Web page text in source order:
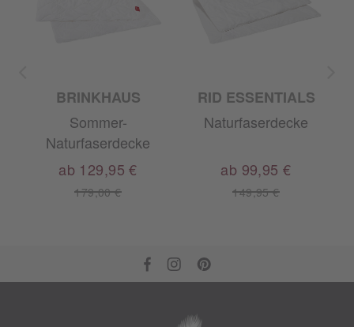
BRINKHAUS
Sommer-
Naturfaserdecke
179,00 €
ab 129,95 €
RID ESSENTIALS
Naturfaserdecke
149,95 €
ab 99,95 €